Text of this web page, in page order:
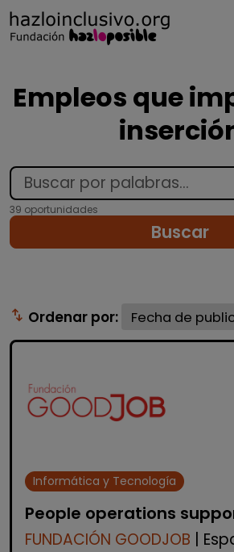
Empleos que
39 oportunidades
Buscar
swap_vert Ordenar por:
Informática y Tecnología
People operations
FUNDACIÓN GOODJOB |